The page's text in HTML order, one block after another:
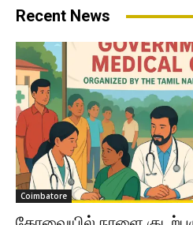
Recent News
Coimbatore